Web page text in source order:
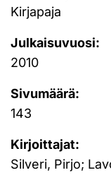
Kirjapaja
Julkaisuvuosi:
2010
Sivumäärä:
143
Kirjoittajat:
Silveri, Pirjo;